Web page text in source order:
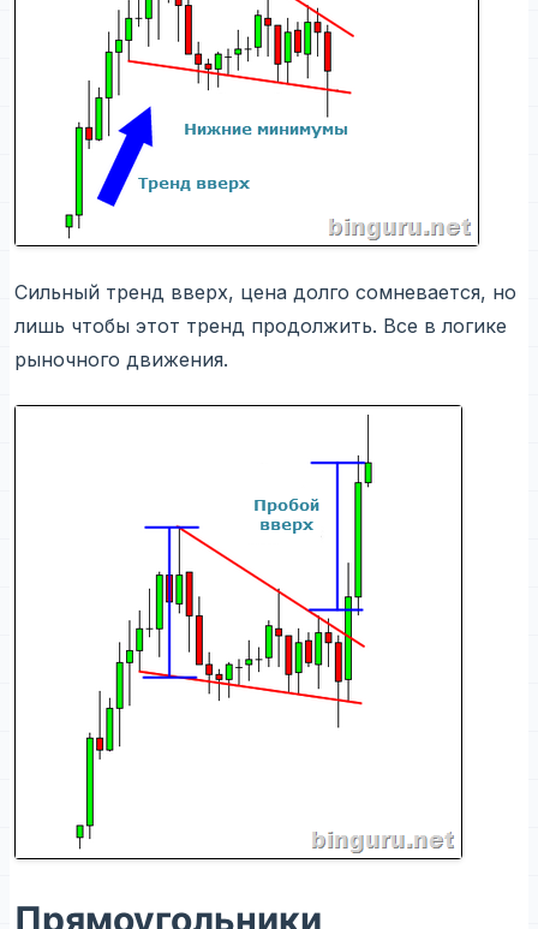
Сильный тренд вверх, цена долго сомневается, но
лишь чтобы этот тренд продолжить. Все в логике
рыночного движения.
Прямоугольники